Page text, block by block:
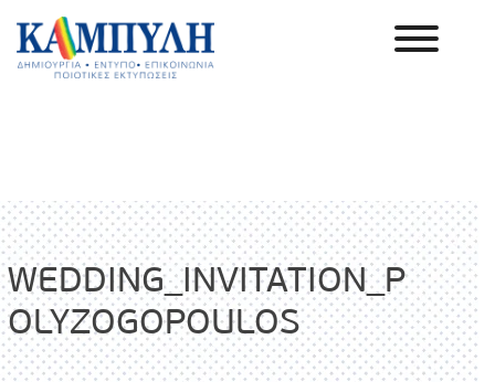
Skip
content
WEDDING_INVITATION_P
OLYZOGOPOULOS